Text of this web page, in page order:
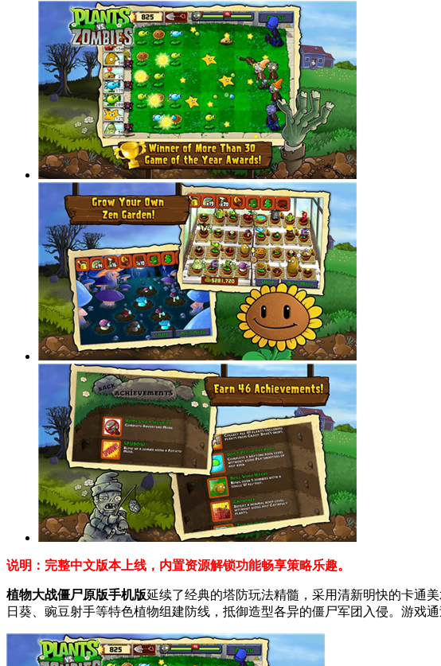
说明：完整中文版本上线，内置资源解锁功能畅享策略乐趣。
植物大战僵尸原版手机版延续了经典的塔防玩法精髓，采用清新明快的卡通
日葵、豌豆射手等特色植物组建防线，抵御造型各异的僵尸军团入侵。游戏